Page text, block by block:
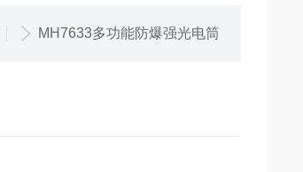
MH7633多功能防爆强光电筒